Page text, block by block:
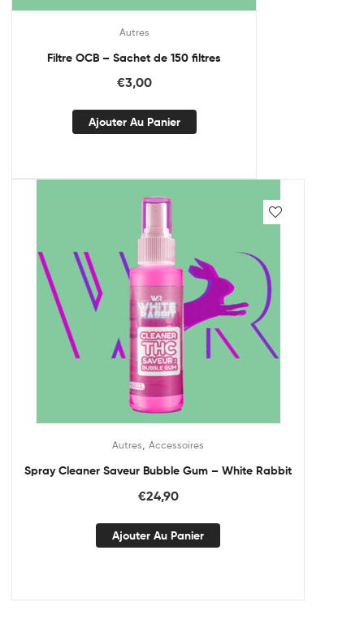
Autres
Filtre OCB – Sachet de 150 filtres
€3,00
Ajouter Au Panier
Autres Accessoires
Spray Cleaner Saveur Bubble Gum – White Rabbit
€24,90
Ajouter Au Panier